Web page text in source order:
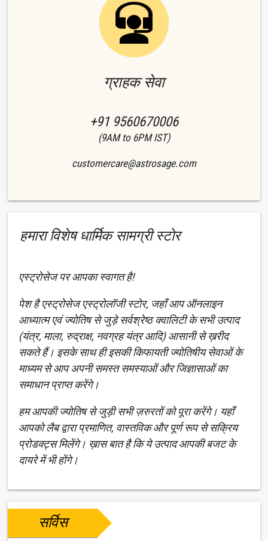
ग्राहक सेवा
+91 9560670006
(9AM to 6PM IST)
customercare@astrosage.com
हमारा विशेष धार्मिक सामग्री स्टोर
एस्ट्रोसेज पर आपका स्वागत है!
पेश है एस्ट्रोसेज एस्ट्रोलॉजी स्टोर, जहाँ आप ऑनलाइन
आध्यात्म एवं ज्योतिष से जुड़े सर्वश्रेष्ठ क्वालिटी के सभी उत्पाद
(यंत्र, माला, रुद्राक्ष, नवग्रह यंत्र आदि) आसानी से ख़रीद
सकते हैं। इसके साथ ही इसकी किफायती ज्योतिषीय सेवाओं के
माध्यम से आप अपनी समस्त समस्याओं और जिज्ञासाओं का
समाधान प्राप्त करेंगे।
हम आपकी ज्योतिष से जुड़ी सभी ज़रुरतों को पूरा करेंगे। यहाँ
आपको लैब द्वारा प्रमाणित, वास्तविक और पूर्ण रूप से सक्रिय
प्रोडक्ट्स मिलेंगे। ख़ास बात है कि ये उत्पाद आपकी बजट के
दायरे में भी होंगे।
सर्विस